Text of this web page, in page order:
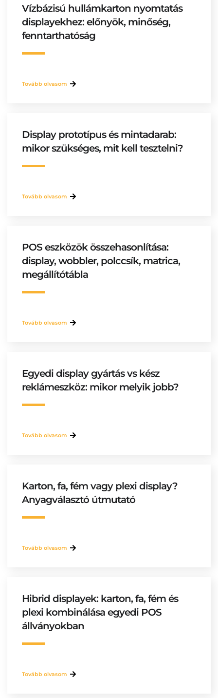
Vízbázisú hullámkarton nyomtatás
displayekhez: előnyök, minőség,
fenntarthatóság
Tovább olvasom
Display prototípus és mintadarab:
mikor szükséges, mit kell tesztelni?
Tovább olvasom
POS eszközök összehasonlítása:
display, wobbler, polccsík, matrica,
megállítótábla
Tovább olvasom
Egyedi display gyártás vs kész
reklámeszköz: mikor melyik jobb?
Tovább olvasom
Karton, fa, fém vagy plexi display?
Anyagválasztó útmutató
Tovább olvasom
Hibrid displayek: karton, fa, fém és
plexi kombinálása egyedi POS
állványokban
Tovább olvasom